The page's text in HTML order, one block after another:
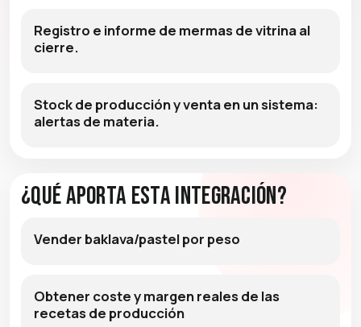
Registro e informe de mermas de vitrina al
cierre.
Stock de producción y venta en un sistema:
alertas de materia.
¿Qué aporta esta integración?
Vender baklava/pastel por peso
Obtener coste y margen reales de las
recetas de producción